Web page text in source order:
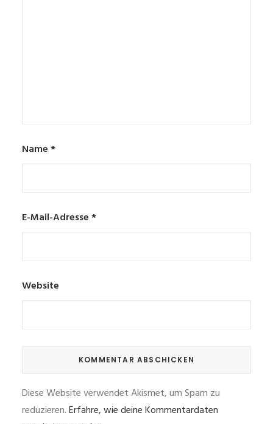
Name*
E-Mail-Adresse*
Website
Diese Website verwendet Akismet, um Spam zu
reduzieren.Erfahre, wie deine Kommentardaten